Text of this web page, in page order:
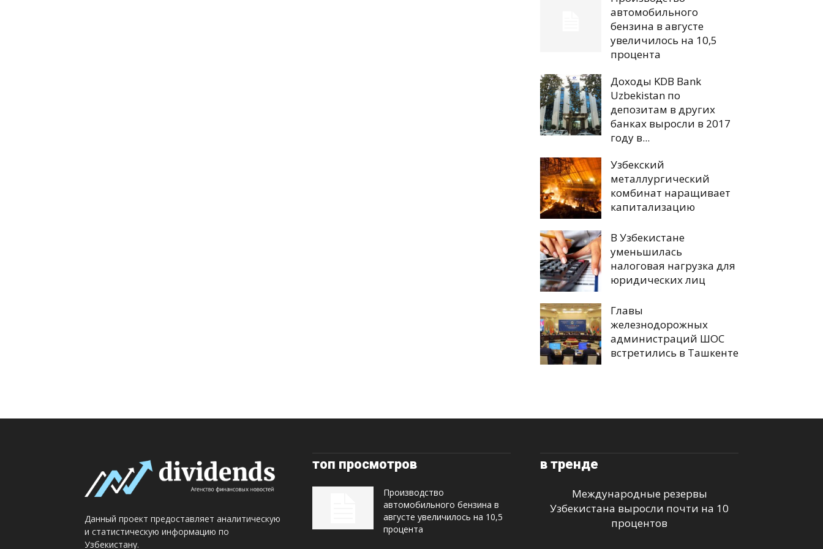
автомобильного
бензина в августе
увеличилось на 10,5
процента
Доходы KDB Bank
Uzbekistan по
депозитам в других
банках выросли в 2017
году в...
Узбекский
металлургический
комбинат наращивает
капитализацию
В Узбекистане
уменьшилась
налоговая нагрузка для
юридических лиц
Главы
железнодорожных
администраций ШОС
встретились в Ташкенте
Данный проект предоставляет аналитическую
и статистическую информацию по
Узбекистану.
топ просмотров
Производство
автомобильного бензина в
августе увеличилось на 10,5
процента
в тренде
Международные резервы
Узбекистана выросли почти на 10
процентов